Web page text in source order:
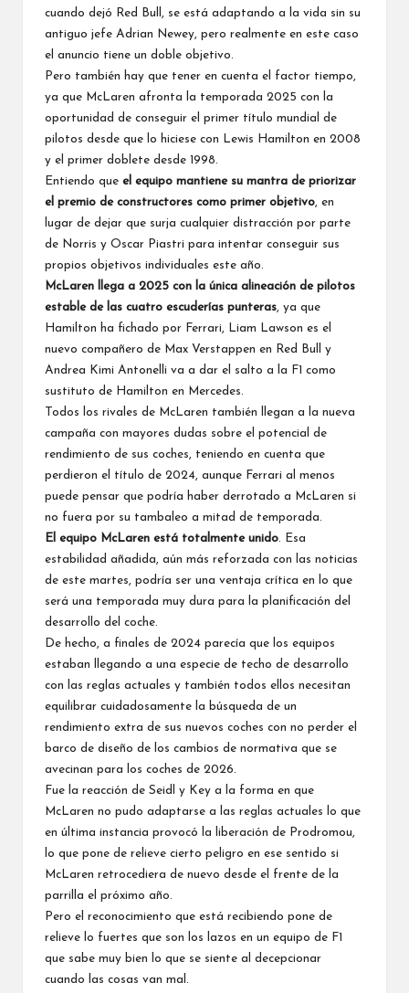
cuando dejó Red Bull, se está adaptando a la vida sin su
antiguo jefe Adrian Newey , pero realmente en este caso
el anuncio tiene un doble objetivo.
Pero también hay que tener en cuenta el factor tiempo,
ya que McLaren afronta la temporada 2025 con la
oportunidad de conseguir el primer título mundial de
pilotos desde que lo hiciese con
Lewis Hamilton en 2008
y el primer doblete desde 1998.
Entiendo que el equipo mantiene su mantra de priorizar
el premio de constructores como primer objetivo , en
lugar de dejar que surja cualquier distracción por parte
de Norris y Oscar Piastri para intentar conseguir sus
propios objetivos individuales este año.
McLaren llega a 2025 con la única alineación de pilotos
estable de las cuatro escuderías punteras , ya que
Hamilton ha fichado por Ferrari Liam Lawson es el
nuevo compañero de Max Verstappen en Red Bull y
Andrea Kimi Antonelli va a dar el salto a la F1 como
sustituto de Hamilton en
Mercedes
Todos los rivales de McLaren también llegan a la nueva
campaña con mayores dudas sobre el potencial de
rendimiento de sus coches, teniendo en cuenta que
perdieron el título de 2024, aunque Ferrari al menos
puede pensar que podría haber derrotado a McLaren si
no fuera por su tambaleo a mitad de temporada.
El equipo McLaren está totalmente unido . Esa
estabilidad añadida, aún más reforzada con las noticias
de este martes, podría ser una ventaja crítica en lo que
será una temporada muy dura para la planificación del
desarrollo del coche.
De hecho, a finales de 2024 parecía que los equipos
estaban llegando a una especie de techo de desarrollo
con las reglas actuales y también todos ellos necesitan
equilibrar cuidadosamente la búsqueda de un
rendimiento extra de sus nuevos coches con no perder el
barco de diseño de los cambios de normativa que se
avecinan para los coches de 2026.
Fue la reacción de Seidl y Key a la forma en que
McLaren no pudo adaptarse a las reglas actuales lo que
en última instancia provocó la liberación de Prodromou,
lo que pone de relieve cierto peligro en ese sentido si
McLaren retrocediera de nuevo desde el frente de la
parrilla el próximo año.
Pero el reconocimiento que está recibiendo pone de
relieve lo fuertes que son los lazos en un equipo de F1
que sabe muy bien lo que se siente al decepcionar
cuando las cosas van mal.